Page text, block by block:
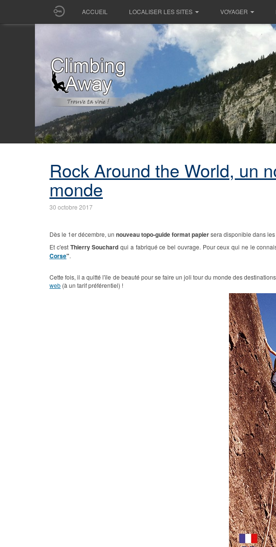
ACCUEIL LOCALISER LES SITES VOYAGER
Rock Around the World, un
monde
30 octobre 2017
Dès le 1er décembre, un nouveau topo-guide format papiersera disponible dans
Et c'est Thierry Souchard qui a fabriqué ce bel ouvrage. Pour ceux qui ne le
Corse".
Cette fois, il a quitté l'île de beauté pour se faire un joli tour du monde des
web (à un tarif préférentiel) !